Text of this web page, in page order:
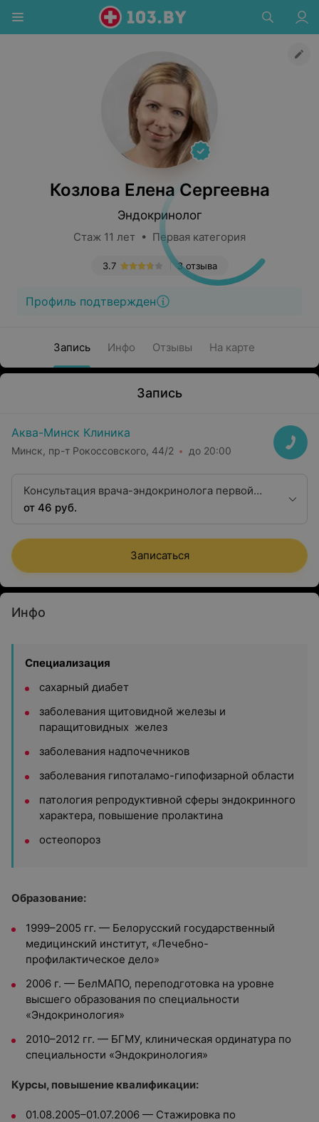
Козлова Елена Сергеевна
Эндокринолог
Стаж 11 лет • Первая категория
3 отзыва
3.7
Профиль подтвержден
Запись Инфо Отзывы На карте
Запись
Аква-Минск Клиника
Минск, пр-т Рокоссовского, 44/2 до 20:00
Консультация врача-эндокринолога первой
квалификационной категории
от 46 руб.
Записаться
Инфо
Специализация
сахарный диабет
заболевания щитовидной железы и
паращитовидных желез
заболевания надпочечников
заболевания гипоталамо-гипофизарной области
патология репродуктивной сферы эндокринного
характера, повышение пролактина
остеопороз
Образование:
1999–2005 гг. — Белорусский государственный
медицинский институт, «Лечебно-
профилактическое дело»
2006 г. — БелМАПО, переподготовка на уровне
высшего образования по специальности
«Эндокринология»
2010–2012 гг. — БГМУ, клиническая ординатура по
специальности «Эндокринология»
Курсы, повышение квалификации:
01.08.2005–01.07.2006 — Стажировка по